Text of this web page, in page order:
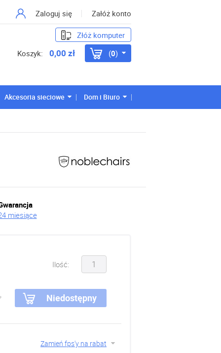
Złóż komputer
Zaloguj się Załóż konto
Akcesoria sieciowe Dom i Biuro
Koszyk: 0,00 zł 0
miesiące
Ilość:
Niedostępny
Zamień fps'y na rabat